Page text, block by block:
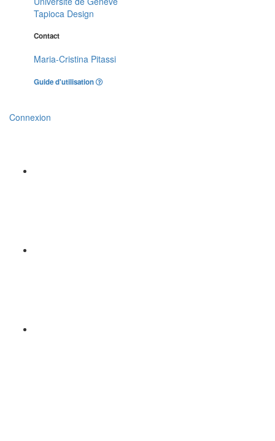
Tapioca Design
Contact
Maria-Cristina Pitassi
Guide d'utilisation
Connexion